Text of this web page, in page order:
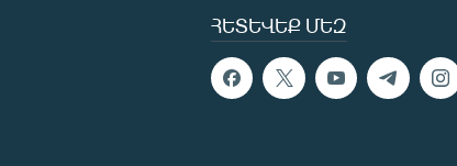
ՀԵՏԵՎԵՔ ՄԵԶ